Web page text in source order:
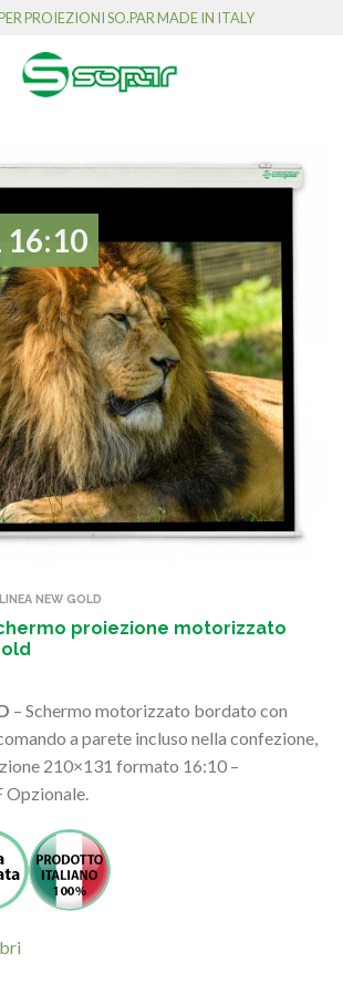
PROIEZIONI SO.PAR MADE IN ITALY
16:10
LINEA NEW GOLD
proiezione motorizzato
– Schermo motorizzato bordato con
a parete incluso nella confezione,
210×131 formato 16:10 –
Opzionale.